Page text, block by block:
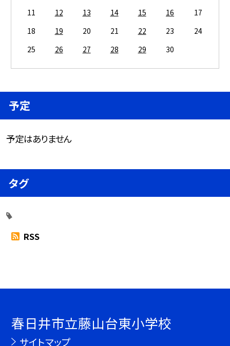
11
12 13 14 15 16
17
18
19 20 21 22 23
24
25
26 27 28 29 30
予定
予定はありません
タグ
RSS
春日井市立藤山台東小学校
サイトマップ